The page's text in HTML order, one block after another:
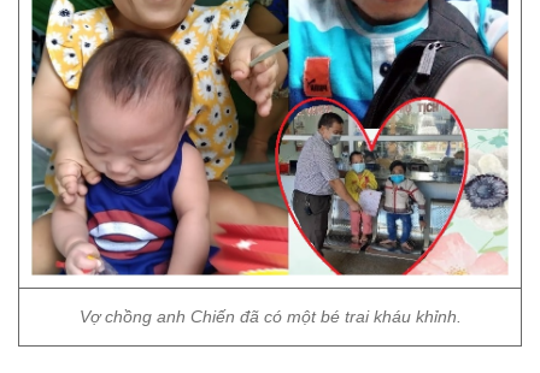
Vợ chồng anh Chiến đã có một bé trai kháu khỉnh.